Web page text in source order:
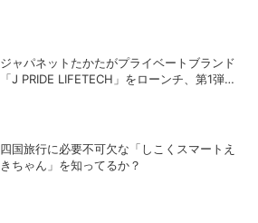
ジャパネットたかたがプライベートブランド
「J PRIDE LIFETECH」をローンチ、第1弾
四国旅行に必要不可欠な「しこくスマートえ
きちゃん」を知ってるか？